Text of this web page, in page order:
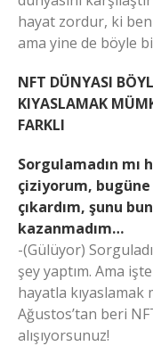
hayat zordur, ki
ama yine de böyle
NFT DÜNYASI
KIYASLAMAK
FARKLI
Sorgulamadın mı
çiziyorum,
çıkardım, şunu
kazanmadım…
-(Gülüyor)
şey yaptım. Ama
hayatla kıyaslamak
Ağustos’tan beri
alışıyorsunuz!